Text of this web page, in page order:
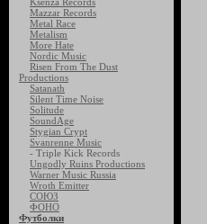
Mazzar Records
Metal Race
Metalism
More Hate
Nordic Music
Risen From The Dust
Productions
Satanath
Silent Time Noise
Solitude
SoundAge
Stygian Crypt
Svanrenne Music
- Triple Kick Records
Ungodly Ruins Productions
Warner Music Russia
Wroth Emitter
СОЮЗ
ФОНО
Футболки